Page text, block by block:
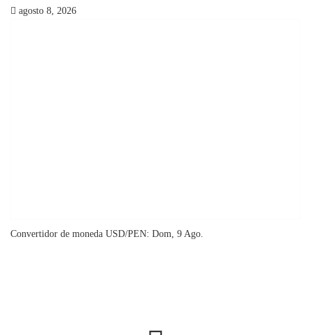
agosto 8, 2026
Convertidor de moneda USD/PEN: Dom, 9 Ago.